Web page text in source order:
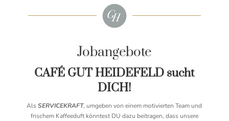
Jobangebote
CAFÉ GUT HEIDEFELD sucht
DICH!
AlsSERVICEKRAFT, umgeben von einem motivierten Team und
frischem Kaffeeduft könntest DU dazu beitragen, dass unsere